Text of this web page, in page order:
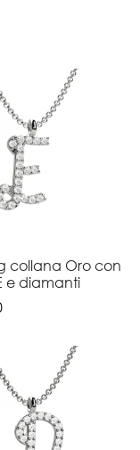
collana Oro con
e diamanti